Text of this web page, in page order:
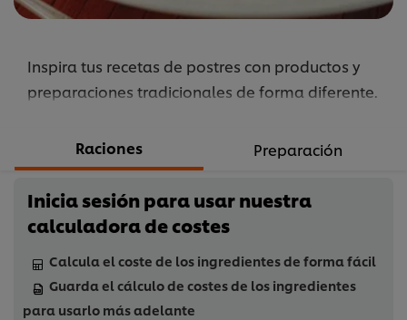
Inspira tus recetas de postres con productos y
preparaciones tradicionales de forma diferente.
Raciones Preparación
Inicia sesión para usar nuestra
calculadora de costes
Calcula el coste de los ingredientes de forma fácil
Guarda el cálculo de costes de los ingredientes
para usarlo más adelante